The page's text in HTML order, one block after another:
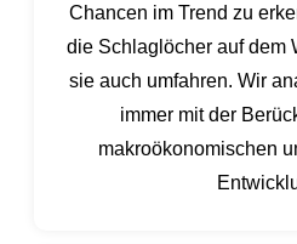
Chancen im Trend zu
die Schlaglöcher auf dem
sie auch umfahren. Wir
immer mit der
makroökonomischen